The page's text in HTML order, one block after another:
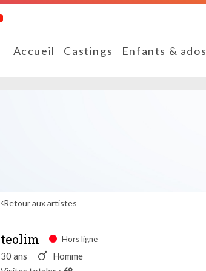
Accueil Castings Enfants & ados
Retour aux artistes
teolim Hors ligne
30 ans Homme